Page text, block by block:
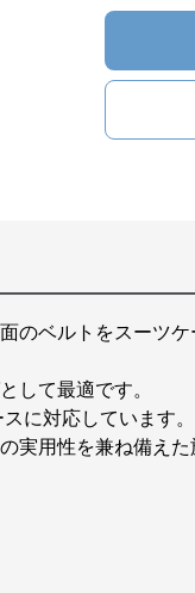
のベルトをスーツケ
して最適です。
に対応しています。
実用性を兼ね備えた